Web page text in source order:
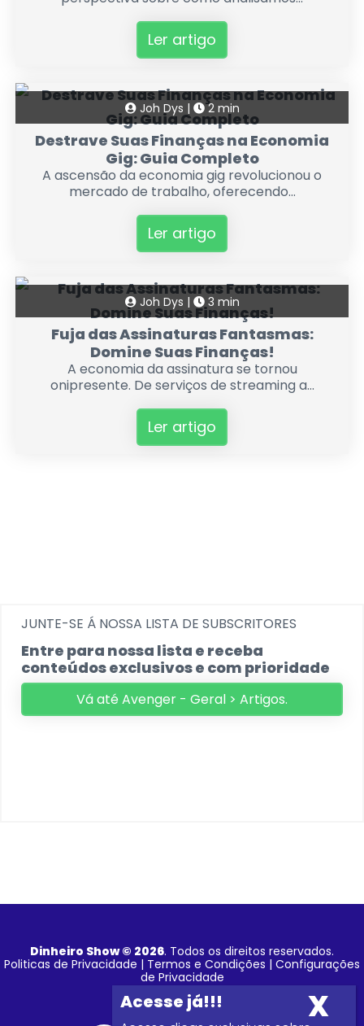
Ler artigo
Joh Dys | 2 min
Destrave Suas Finanças na Economia
Gig: Guia Completo
A ascensão da economia gig revolucionou o
mercado de trabalho, oferecendo...
Ler artigo
Joh Dys | 3 min
Fuja das Assinaturas Fantasmas:
Domine Suas Finanças!
A economia da assinatura se tornou
onipresente. De serviços de streaming a...
Ler artigo
JUNTE-SE Á NOSSA LISTA DE SUBSCRITORES
Entre para nossa lista e receba
conteúdos exclusivos e com prioridade
Vá até Avenger - Geral > Artigos.
Dinheiro Show © 2026. Todos os direitos reservados.
Politicas de Privacidade | Termos e Condições | Configurações
de Privacidade